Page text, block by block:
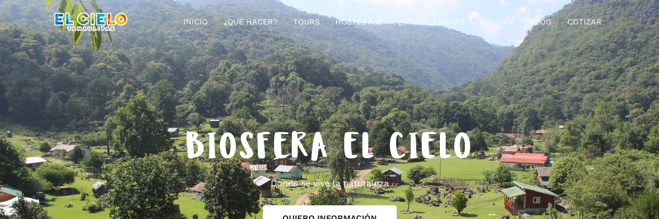
INICIO ¿QUÉ HACER? TOURS HOSPEDAJE ¿CÓMO LLEGAR? GALERÍA BLOG COTIZAR
BIOSFERA EL CIELO
Donde se vive la naturaleza